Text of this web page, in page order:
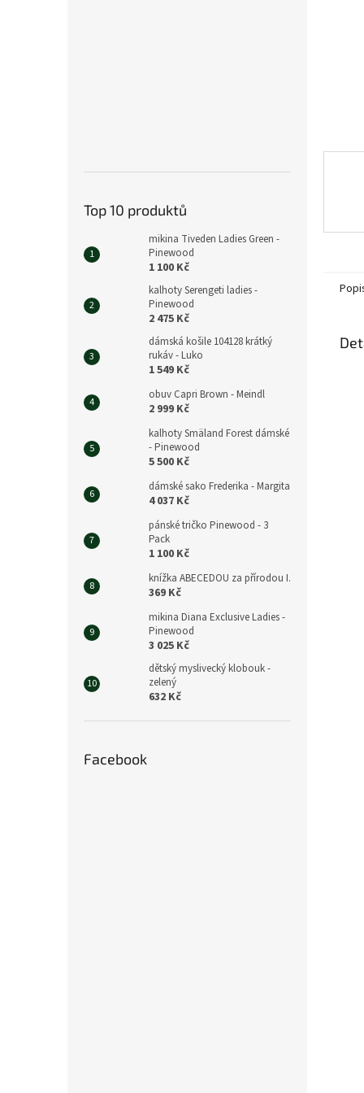
Top 10 produktů
mikina Tiveden Ladies Green -
Pinewood
1 100 Kč
kalhoty Serengeti ladies -
Pinewood
2 475 Kč
dámská košile 104128 krátký
rukáv - Luko
1 549 Kč
obuv Capri Brown - Meindl
2 999 Kč
kalhoty Smäland Forest dámské
- Pinewood
5 500 Kč
dámské sako Frederika - Margita
4 037 Kč
pánské tričko Pinewood - 3
Pack
1 100 Kč
knížka ABECEDOU za přírodou I.
369 Kč
mikina Diana Exclusive Ladies -
Pinewood
3 025 Kč
dětský myslivecký klobouk -
zelený
632 Kč
Facebook